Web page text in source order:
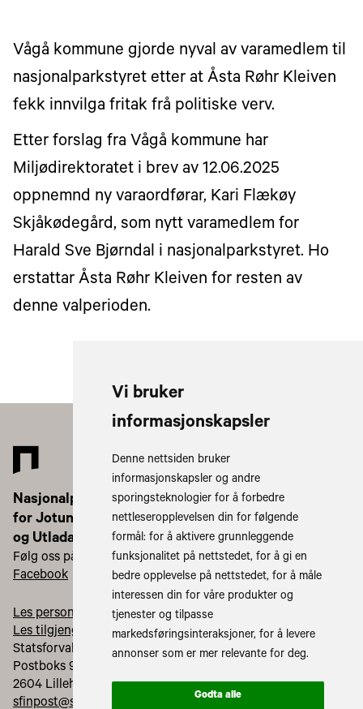
Vi bruker
informasjonskapsler
Denne nettsiden bruker
informasjonskapsler og andre
sporingsteknologier for å forbedre
nettleseropplevelsen din for følgende
formål: for å aktivere grunnleggende
funksjonalitet på nettstedet, for å gi en
bedre opplevelse på nettstedet, for å måle
interessen din for våre produkter og
tjenester og tilpasse
markedsføringsinteraksjoner, for å levere
annonser som er mer relevante for deg.
Godta alle
Vågå kommune gjorde nyval av varamedlem til
nasjonalparkstyret etter at Åsta Røhr Kleiven
fekk innvilga fritak frå politiske verv.
Etter forslag fra Vågå kommune har
Miljødirektoratet i brev av 12.06.2025
oppnemnd ny varaordførar, Kari Flækøy
Skjåkødegård, som nytt varamedlem for
Harald Sve Bjørndal i nasjonalparkstyret. Ho
erstattar Åsta Røhr Kleiven for resten av
denne valperioden.
Nasjonalparkstyret
for Jotunheimen
og Utladalen
Følg oss på:
Facebook
Les personvernerklæringa vår
Les tilgjengelegheitserklæring vår
Statsforvaltaren i Innlandet
Postboks 987
2604 Lillehammer
sfinpost@statsforvalteren.no